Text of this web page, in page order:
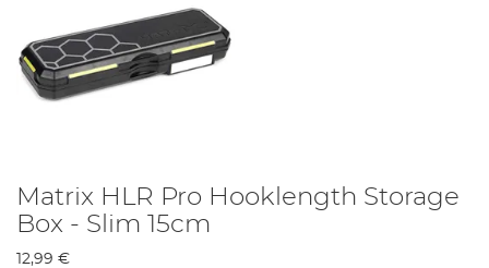
Matrix HLR Pro Hooklength Storage
Box - Slim 15cm
12,99 €